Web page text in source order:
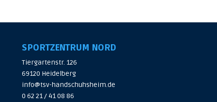
SPORTZENTRUM NORD
Tiergartenstr. 126
69120 Heidelberg
info@tsv-handschuhsheim.de
0 62 21 / 41 08 86